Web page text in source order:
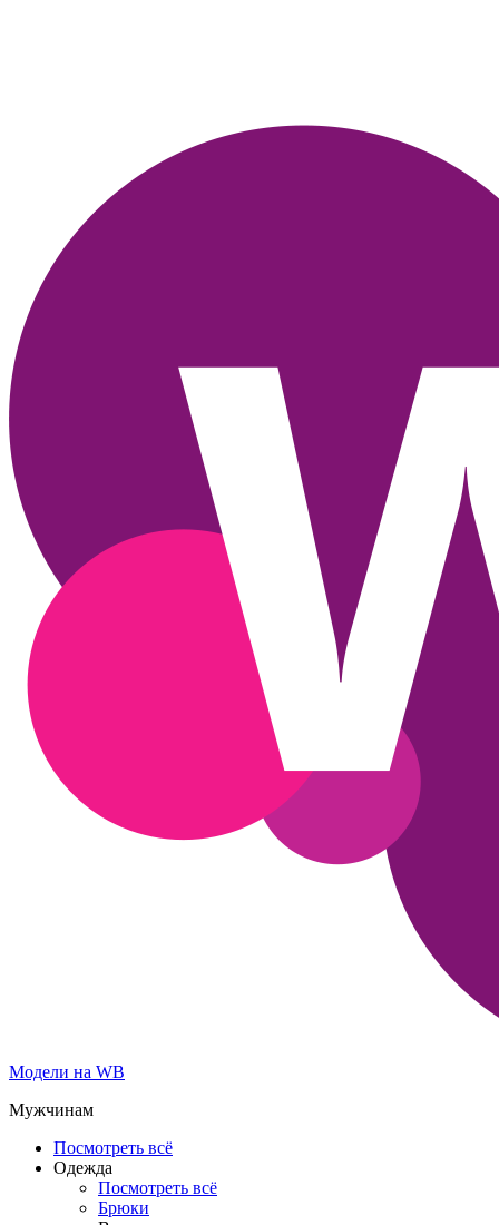
Модели на WB
Мужчинам
Посмотреть всё
Одежда
Посмотреть всё
Брюки